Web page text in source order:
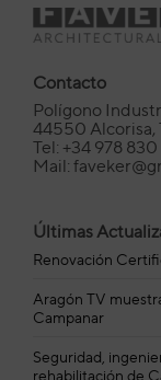
Contacto
Polígono
44550 Alcorisa,
Tel: +34 978 830
Mail:
Últimas
Renovación
Aragón TV
Campanar
Seguridad,
rehabilitación de